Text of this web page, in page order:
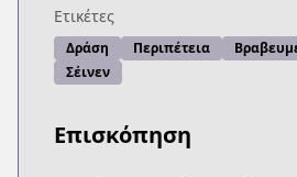
Ετικέτες
Δράση Περιπέτεια
Σέινεν
Επισκόπηση